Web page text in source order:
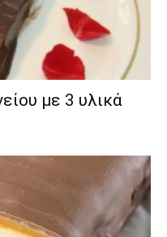
με 3 υλικά